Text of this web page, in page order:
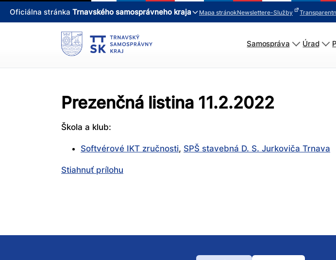
Oficiálna stránka Trnavského samosprávneho kraja Mapa stránokNewslettere-Služby
Samospráva Úrad
Prezenčná listina 11.2.2022
Škola a klub:
Softvérové IKT zručnosti, SPŠ stavebná D. S. Jurkoviča Trnava
Stiahnuť prílohu